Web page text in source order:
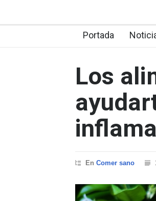
Portada
Los
En Comer sano